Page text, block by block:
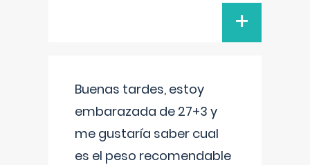
+
Buenas tardes, estoy
embarazada de 27+3 y
me gustaría saber cual
es el peso recomendable